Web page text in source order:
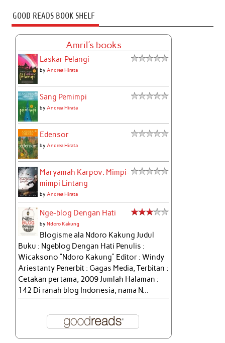
GOOD READS BOOK SHELF
Amril's books
Laskar Pelangi
byAndrea Hirata
Sang Pemimpi
byAndrea Hirata
Edensor
byAndrea Hirata
Maryamah Karpov: Mimpi-
mimpi Lintang
byAndrea Hirata
Nge-blog Dengan Hati
byNdoro Kakung
Blogisme ala Ndoro Kakung Judul
Buku : Ngeblog Dengan Hati Penulis :
Wicaksono “Ndoro Kakung” Editor : Windy
Ariestanty Penerbit : Gagas Media, Terbitan :
Cetakan pertama, 2009 Jumlah Halaman :
142 Di ranah blog Indonesia, nama N...